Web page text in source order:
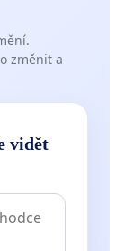
změnit a
vidět